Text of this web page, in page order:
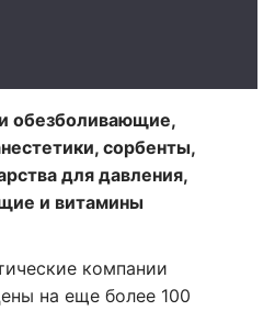
обезболивающие,
сорбенты,
для давления,
и витамины
компании
на еще более 100